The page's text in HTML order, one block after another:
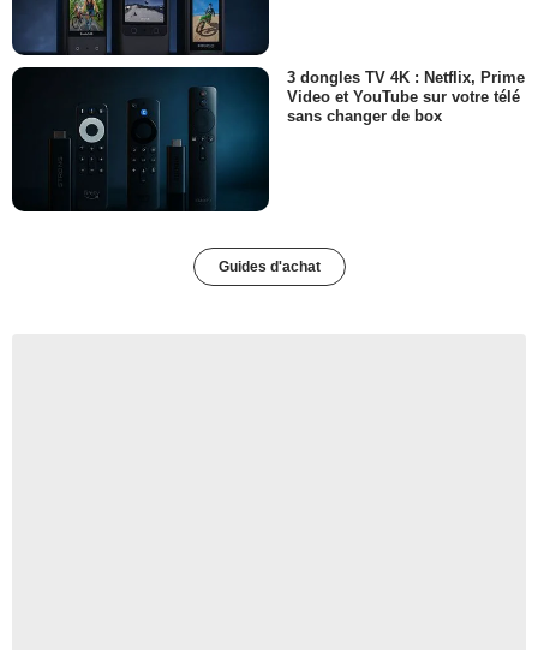
3 dongles TV 4K : Netflix, Prime
Video et YouTube sur votre télé
sans changer de box
Guides d'achat